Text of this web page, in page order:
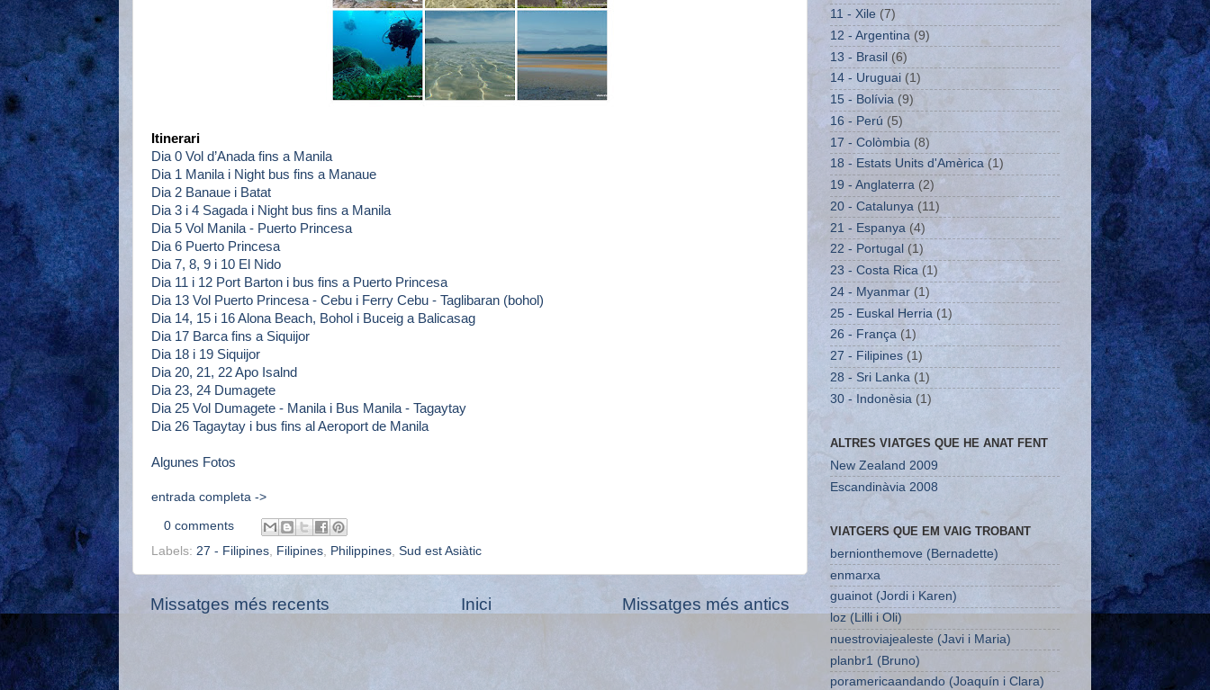
Itinerari
Dia 0 Vol d’Anada fins a Manila
Dia 1 Manila i Night bus fins a Manaue
Dia 2 Banaue i Batat
Dia 3 i 4 Sagada i Night bus fins a Manila
Dia 5 Vol Manila - Puerto Princesa
Dia 6 Puerto Princesa
Dia 7, 8, 9 i 10 El Nido
Dia 11 i 12 Port Barton i bus fins a Puerto Princesa
Dia 13 Vol Puerto Princesa - Cebu i Ferry Cebu - Taglibaran (bohol)
Dia 14, 15 i 16 Alona Beach, Bohol i Buceig a Balicasag
Dia 17 Barca fins a Siquijor
Dia 18 i 19 Siquijor
Dia 20, 21, 22 Apo Isalnd
Dia 23, 24 Dumagete
Dia 25 Vol Dumagete - Manila i Bus Manila - Tagaytay
Dia 26 Tagaytay i bus fins al Aeroport de Manila
Algunes Fotos
entrada completa ->
0 comments
Labels: 27 - Filipines Filipines Philippines Sud est Asiàtic
Missatges més recents Missatges més antics
Inici
11 - Xile (7)
12 - Argentina (9)
13 - Brasil (6)
14 - Uruguai (1)
15 - Bolívia (9)
16 - Perú (5)
17 - Colòmbia (8)
18 - Estats Units d'Amèrica (1)
19 - Anglaterra (2)
20 - Catalunya (11)
21 - Espanya (4)
22 - Portugal (1)
23 - Costa Rica (1)
24 - Myanmar (1)
25 - Euskal Herria (1)
26 - França (1)
27 - Filipines (1)
28 - Sri Lanka (1)
30 - Indonèsia (1)
ALTRES VIATGES QUE HE ANAT FENT
New Zealand 2009
Escandinàvia 2008
VIATGERS QUE EM VAIG TROBANT
bernionthemove (Bernadette)
enmarxa
guainot (Jordi i Karen)
loz (Lilli i Oli)
nuestroviajealeste (Javi i Maria)
planbr1 (Bruno)
poramericaandando (Joaquín i Clara)